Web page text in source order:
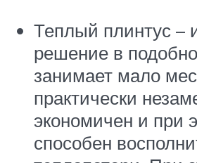
Теплый плинтус –
решение в
занимает мало
практически
экономичен и при
способен